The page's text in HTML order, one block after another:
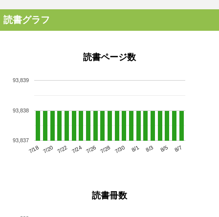
読書グラフ
読書ページ数
7/18 7/20 7/22 7/24 7/26 7/28 7/30 8/1 8/3 8/5 8/7
93,837
93,838
93,839
読書冊数